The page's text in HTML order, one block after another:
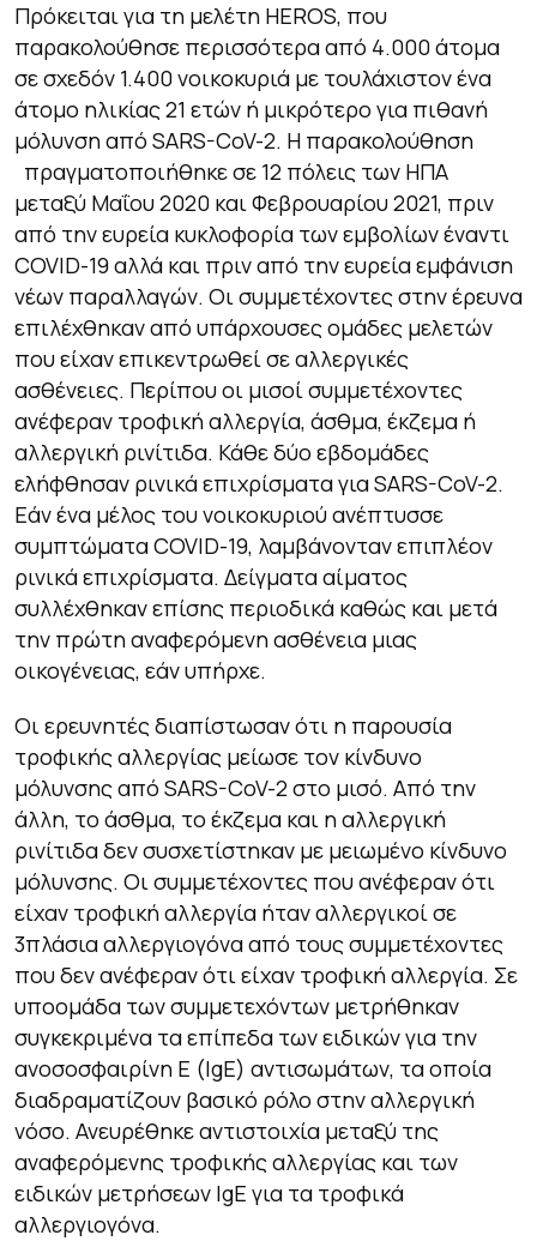
Πρόκειται για τη μελέτη HEROS, που
παρακολούθησε περισσότερα από 4.000 άτομα
σε σχεδόν 1.400 νοικοκυριά με τουλάχιστον ένα
άτομο ηλικίας 21 ετών ή μικρότερο για πιθανή
μόλυνση από SARS-CoV-2. Η παρακολούθηση
πραγματοποιήθηκε σε 12 πόλεις των ΗΠΑ
μεταξύ Μαΐου 2020 και Φεβρουαρίου 2021, πριν
από την ευρεία κυκλοφορία των εμβολίων έναντι
COVID-19 αλλά και πριν από την ευρεία εμφάνιση
νέων παραλλαγών. Οι συμμετέχοντες στην έρευνα
επιλέχθηκαν από υπάρχουσες ομάδες μελετών
που είχαν επικεντρωθεί σε αλλεργικές
ασθένειες. Περίπου οι μισοί συμμετέχοντες
ανέφεραν τροφική αλλεργία, άσθμα, έκζεμα ή
αλλεργική ρινίτιδα. Κάθε δύο εβδομάδες
ελήφθησαν ρινικά επιχρίσματα για SARS-CoV-2.
Εάν ένα μέλος του νοικοκυριού ανέπτυσσε
συμπτώματα COVID-19, λαμβάνονταν επιπλέον
ρινικά επιχρίσματα. Δείγματα αίματος
συλλέχθηκαν επίσης περιοδικά καθώς και μετά
την πρώτη αναφερόμενη ασθένεια μιας
οικογένειας, εάν υπήρχε.
Οι ερευνητές διαπίστωσαν ότι η παρουσία
τροφικής αλλεργίας μείωσε τον κίνδυνο
μόλυνσης από SARS-CoV-2 στο μισό. Από την
άλλη, το άσθμα, το έκζεμα και η αλλεργική
ρινίτιδα δεν συσχετίστηκαν με μειωμένο κίνδυνο
μόλυνσης. Οι συμμετέχοντες που ανέφεραν ότι
είχαν τροφική αλλεργία ήταν αλλεργικοί σε
3πλάσια αλλεργιογόνα από τους συμμετέχοντες
που δεν ανέφεραν ότι είχαν τροφική αλλεργία. Σε
υποομάδα των συμμετεχόντων μετρήθηκαν
συγκεκριμένα τα επίπεδα των ειδικών για την
ανοσοσφαιρίνη Ε (IgE) αντισωμάτων, τα οποία
διαδραματίζουν βασικό ρόλο στην αλλεργική
νόσο. Ανευρέθηκε αντιστοιχία μεταξύ της
αναφερόμενης τροφικής αλλεργίας και των
ειδικών μετρήσεων IgE για τα τροφικά
αλλεργιογόνα.